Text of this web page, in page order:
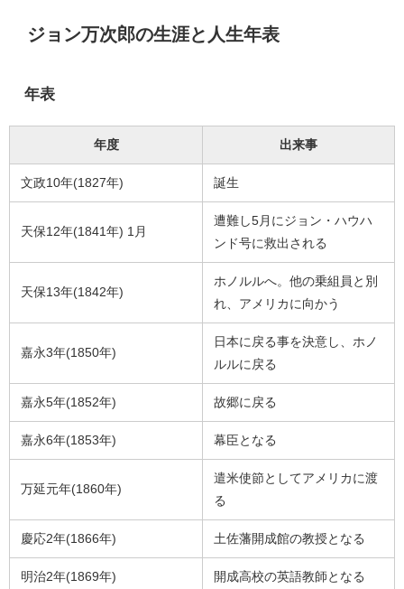
ジョン万次郎の生涯と人生年表
年表
年度 出来事
文政10年(1827年) 誕生
天保12年(1841年) 1月
遭難し5月にジョン・ハウハ
ンド号に救出される
天保13年(1842年)
ホノルルへ。他の乗組員と別
れ、アメリカに向かう
嘉永3年(1850年)
日本に戻る事を決意し、ホノ
ルルに戻る
嘉永5年(1852年) 故郷に戻る
嘉永6年(1853年) 幕臣となる
万延元年(1860年)
遣米使節としてアメリカに渡
る
慶応2年(1866年) 土佐藩開成館の教授となる
明治2年(1869年) 開成高校の英語教師となる